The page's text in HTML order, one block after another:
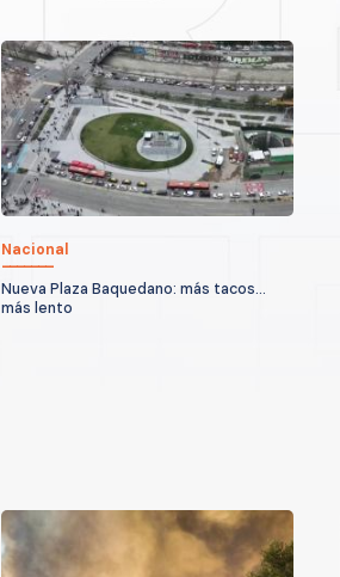
Nacional
Nueva Plaza Baquedano: más tacos...
más lento